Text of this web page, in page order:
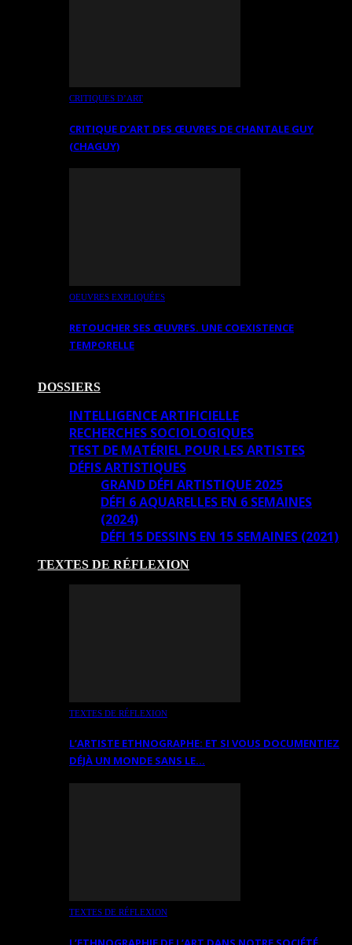
CRITIQUES D’ART
CRITIQUE D’ART DES ŒUVRES DE CHANTALE GUY
(CHAGUY)
OEUVRES EXPLIQUÉES
RETOUCHER SES ŒUVRES. UNE COEXISTENCE
TEMPORELLE
DOSSIERS
INTELLIGENCE ARTIFICIELLE
RECHERCHES SOCIOLOGIQUES
TEST DE MATÉRIEL POUR LES ARTISTES
DÉFIS ARTISTIQUES
GRAND DÉFI ARTISTIQUE 2025
DÉFI 6 AQUARELLES EN 6 SEMAINES
(2024)
DÉFI 15 DESSINS EN 15 SEMAINES (2021)
TEXTES DE RÉFLEXION
TEXTES DE RÉFLEXION
L’ARTISTE ETHNOGRAPHE: ET SI VOUS DOCUMENTIEZ
DÉJÀ UN MONDE SANS LE…
TEXTES DE RÉFLEXION